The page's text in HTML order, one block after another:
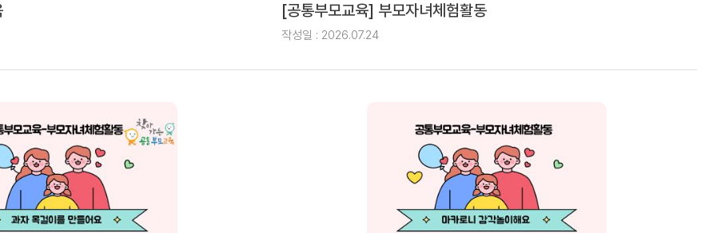
[공통부모교육] 부모자녀체험활동
작성일 : 2026.07.24